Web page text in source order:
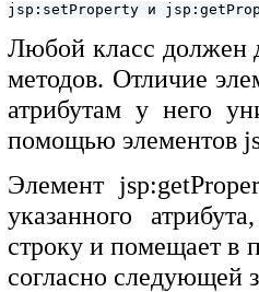
Любой класс должен
методов. Отличие
атрибутам у него
помощью элементов
Элемент
указанного
строку и помещает в
согласно следующей